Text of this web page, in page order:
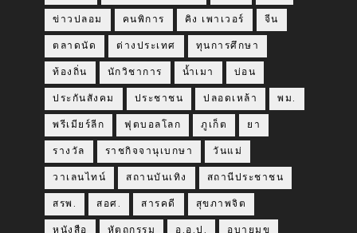
ข่าวปลอม คนพิการ คิง เพาเวอร์ จีน
ตลาดนัด ต่างประเทศ ทุนการศึกษา
ท้องถิ่น นักวิชาการ น้ำเมา บ่อน
ประกันสังคม ประชาชน ปลอดเหล้า พม.
พรีเมียร์ลีก ฟุตบอลโลก ภูเก็ต ยา
รางวัล ราชกิจจานุเบกษา วันแม่
วาเลนไทน์ สถานบันเทิง สถานีประชาชน
สรพ. สอศ. สารคดี สุขภาพจิต
หนังสือ หัตถกรรม อ.อ.ป. อบายมุข